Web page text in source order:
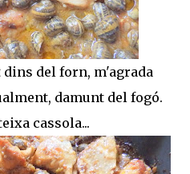
del forn, m'agrada
damunt del fogó.
cassola...